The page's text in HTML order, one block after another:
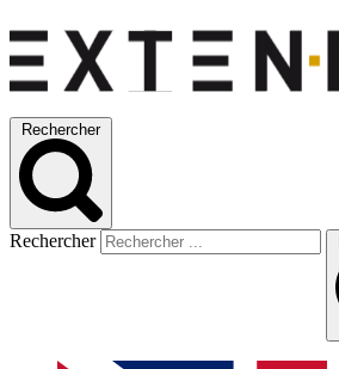
Rechercher
Rechercher